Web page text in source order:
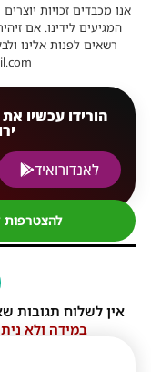
אנו מכבדים זכויות
המגיעים לידינו. אם
רשאים לפנות אלינו
הורידו עכשיו
לאנדורואיד
להצטרפות
אין לשלוח תגובות
במידה ולא